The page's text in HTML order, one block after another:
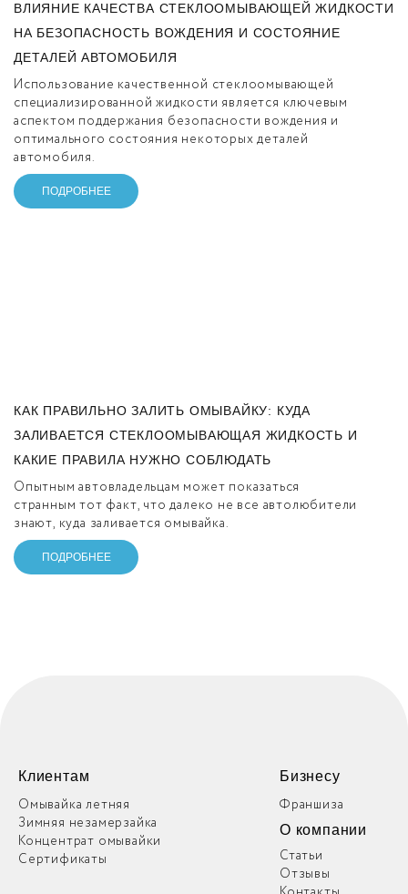
ВЛИЯНИЕ КАЧЕСТВА СТЕКЛООМЫВАЮЩЕЙ ЖИДКОСТИ
НА БЕЗОПАСНОСТЬ ВОЖДЕНИЯ И СОСТОЯНИЕ
ДЕТАЛЕЙ АВТОМОБИЛЯ
Использование качественной стеклоомывающей
специализированной жидкости является ключевым
аспектом поддержания безопасности вождения и
оптимального состояния некоторых деталей
автомобиля.
ПОДРОБНЕЕ
КАК ПРАВИЛЬНО ЗАЛИТЬ ОМЫВАЙКУ: КУДА
ЗАЛИВАЕТСЯ СТЕКЛООМЫВАЮЩАЯ ЖИДКОСТЬ И
КАКИЕ ПРАВИЛА НУЖНО СОБЛЮДАТЬ
Опытным автовладельцам может показаться
странным тот факт, что далеко не все автолюбители
знают, куда заливается омывайка.
ПОДРОБНЕЕ
Клиентам
Омывайка летняя
Зимняя незамерзайка
Концентрат омывайки
Сертификаты
Бизнесу
Франшиза
О компании
Статьи
Отзывы